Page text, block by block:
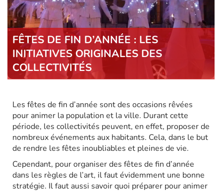
FÊTES DE FIN D’ANNÉE : LES
INITIATIVES ORIGINALES DES
COLLECTIVITÉS
Les fêtes de fin d’année sont des occasions rêvées
pour animer la population et la ville. Durant cette
période, les collectivités peuvent, en effet, proposer de
nombreux événements aux habitants. Cela, dans le but
de rendre les fêtes inoubliables et pleines de vie.
Cependant, pour organiser des fêtes de fin d’année
dans les règles de l’art, il faut évidemment une bonne
stratégie. Il faut aussi savoir quoi préparer pour animer